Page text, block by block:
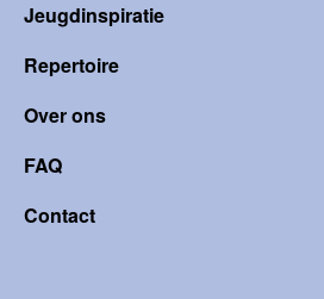
Jeugdinspiratie
Repertoire
Over ons
FAQ
Contact